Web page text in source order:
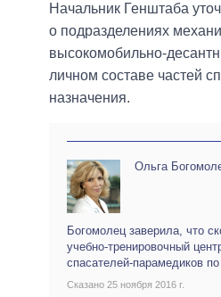
Начальник Генштаба
о подразделениях
высокомобильно-
личном составе частей
назначения.
Ольга
Богомолец заверила, что
учебно-тренировочный
спасателей-парамедиков
Сказано 25 ноября 2016 г.